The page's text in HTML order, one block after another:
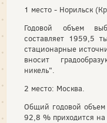
1 место - Норильск
Годовой объем
составляет 1959,5
стационарные
вносит
никель".
2 место: Москва.
Общий годовой
92,8 % приходится на